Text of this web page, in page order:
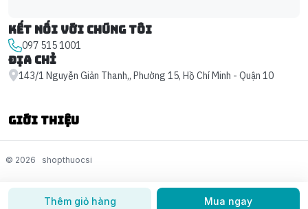
Thêm giỏ hàng Mua ngay
Kết nối với chúng tôi
097 515 1001
Địa chỉ
143/1 Nguyễn Giản Thanh,, Phường 15, Hồ Chí Minh - Quận 10
Giới thiệu
© 2026 shopthuocsi